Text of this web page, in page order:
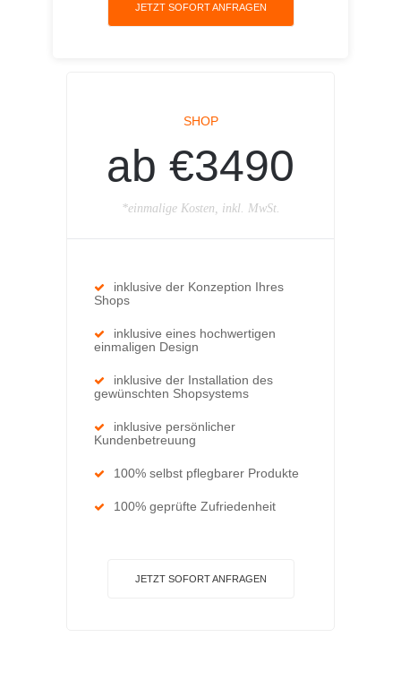
JETZT SOFORT ANFRAGEN
SHOP
ab €3490
*einmalige Kosten, inkl. MwSt.
inklusive der Konzeption Ihres
Shops
inklusive eines hochwertigen
einmaligen Design
inklusive der Installation des
gewünschten Shopsystems
inklusive persönlicher
Kundenbetreuung
100% selbst pflegbarer Produkte
100% geprüfte Zufriedenheit
JETZT SOFORT ANFRAGEN